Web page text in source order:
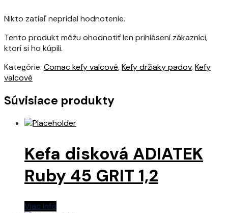
Nikto zatiaľ nepridal hodnotenie.
Tento produkt môžu ohodnotiť len prihlásení zákazníci,
ktorí si ho kúpili.
Kategórie: Comac kefy valcové,Kefy držiaky padov,Kefy
valcové
Súvisiace produkty
Kefa disková ADIATEK
Ruby 45 GRIT 1,2
Viac info